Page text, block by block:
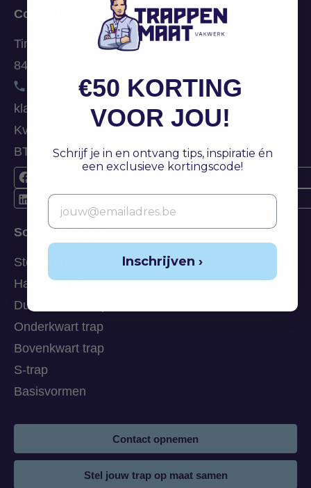
Soorten trappen
Steektrap
Halfslag trap
Dubbelkwart trap
Onderkwart trap
Bovenkwart trap
S-trap
Basisvormen
Contactgegevens
Tinweg 4
8445 PD Heerenveen
+32 800 260 70
klantendienst@trappenmaat.be
KvK: 01037737
BTW: NL002542493B01
Contact opnemen
Stel jouw trap op maat samen
€50 KORTING
VOOR JOU!
Schrijf je in en ontvang tips, inspiratie én
een exclusieve kortingscode!
Email
Inschrijven ›